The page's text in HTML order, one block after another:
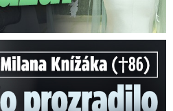
Co prozradilo neobvyklé parte?